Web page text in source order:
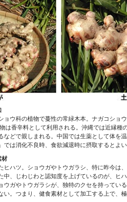
ョウ科の植物で蔓性の常緑木本。ナガコショ
は香辛料として利用される。沖縄では近縁種
などで親しまれる。中国では生薬として体を
は消化不良時、食欲減退時に摂取するとよい
材
ヒハツ。ショウガやトウガラシ、特に昨今は
、じわじわと認知度を上げているのが、ヒハ
ウガやトウガラシが、独特のクセを持ってい
。つまり、健食素材として加工する上で、